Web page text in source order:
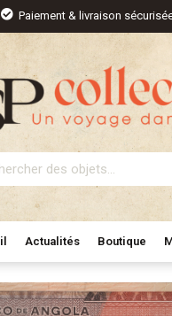
Paiement & livraison
Actualités Boutique